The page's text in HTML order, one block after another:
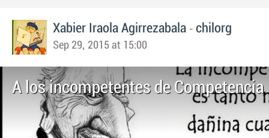
Xabier Iraola Agirrezabala - chilorg
Sep 29, 2015 at 15:00
A los incompetentes de Competencia